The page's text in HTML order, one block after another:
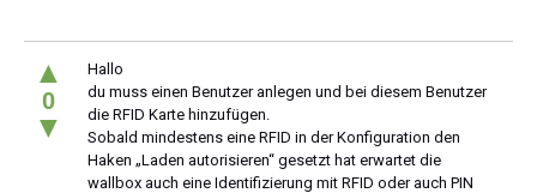
▲
0
▼
Hallo
du muss einen Benutzer anlegen und bei diesem Benutzer
die RFID Karte hinzufügen.
Sobald mindestens eine RFID in der Konfiguration den
Haken „Laden autorisieren“ gesetzt hat erwartet die
wallbox auch eine Identifizierung mit RFID oder auch PIN